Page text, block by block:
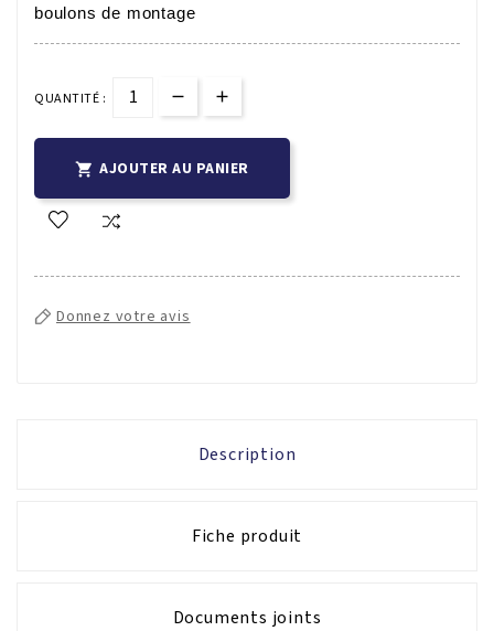
boulons de montage
QUANTITÉ :
 AJOUTER AU PANIER
Donnez votre avis
Description
Fiche produit
Documents joints